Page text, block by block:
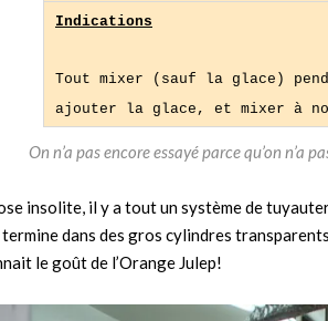
Indications
Tout mixer (sauf la glace)
ajouter la glace, et mixer à
On n’a pas encore essayé parce qu’on n’a
insolite, il y a tout un système de
dans des gros cylindres
le goût de l’Orange Julep!